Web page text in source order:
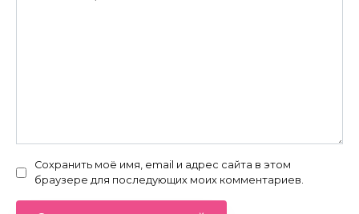
Сохранить моё имя, email и адрес сайта в этом
браузере для последующих моих комментариев.